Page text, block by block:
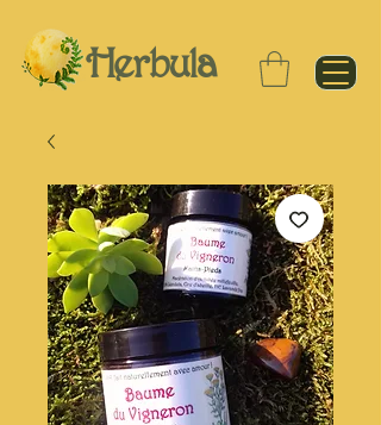
Herbula